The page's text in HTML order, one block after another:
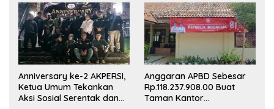
Anniversary ke-2 AKPERSI,
Ketua Umum Tekankan
Aksi Sosial Serentak dan
Anggaran APBD Sebesar
Rp.118.237.908.00 Buat
Taman Kantor